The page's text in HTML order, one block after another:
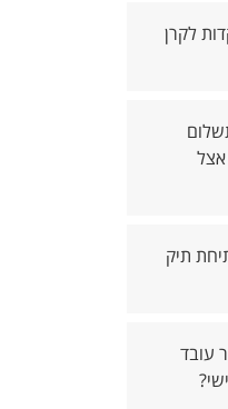
לקרן
תיק
עובד